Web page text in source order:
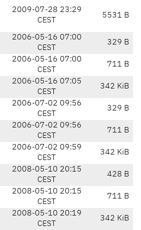
2009-07-28 23:29
CEST
5531 B
2006-05-16 07:00
CEST
329 B
2006-05-16 07:00
CEST
711 B
2006-05-16 07:05
CEST
342 KiB
2006-07-02 09:56
CEST
329 B
2006-07-02 09:56
CEST
711 B
2006-07-02 09:59
CEST
342 KiB
2008-05-10 20:15
CEST
428 B
2008-05-10 20:15
CEST
711 B
2008-05-10 20:19
CEST
342 KiB